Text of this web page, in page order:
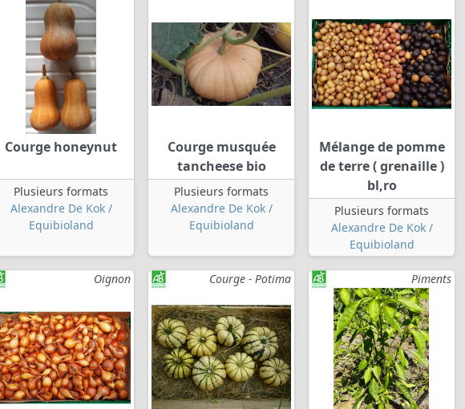
Courge honeynut
Plusieurs formats
Alexandre De Kok /
Equibioland
Courge musquée
tancheese bio
Plusieurs formats
Alexandre De Kok /
Equibioland
Mélange de pomme
de terre ( grenaille )
bl,ro
Plusieurs formats
Alexandre De Kok /
Equibioland
Oignon Courge - Potima Piments